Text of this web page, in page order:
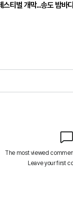
티벌 개막...송도 밤바